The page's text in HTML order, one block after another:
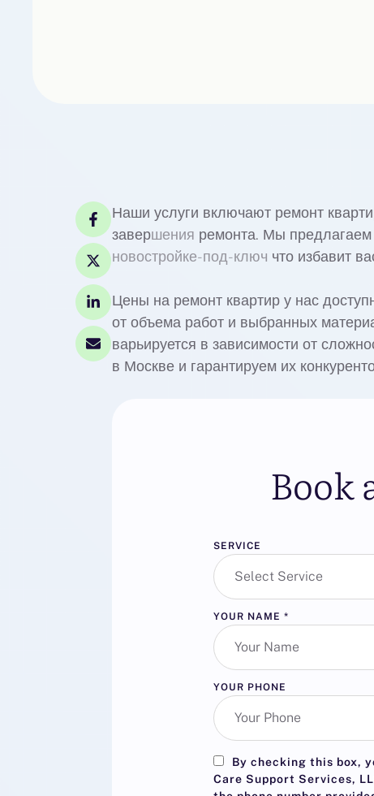
Наши услуги включают ремонт
завершения ремонта. Мы
новостройке-под-ключ что избавит
Цены на ремонт квартир у нас
от объема работ и выбранных
варьируется в зависимости от
в Москве и гарантируем их
Book
SERVICE
YOUR NAME *
YOUR PHONE
By checking this box,
Care Support Services,